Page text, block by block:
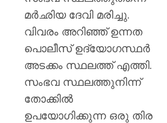
മര്‍ഛിയ ദേവി മരിച്ചു.
വിവരം അറിഞ്ഞ് ഉന്നത
പൊലീസ് ഉദ്യോഗസ്ഥര്‍
അടക്കം സ്ഥലത്ത് എത്തി.
സംഭവ സ്ഥലത്തുനിന്ന്
തോക്കില്‍
ഉപയോഗിക്കുന്ന ഒരു തിര